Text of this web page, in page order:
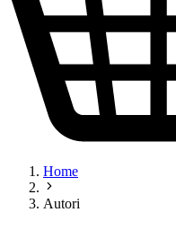
Home
Autori